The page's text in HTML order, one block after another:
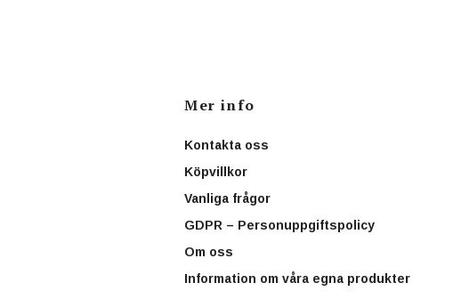
Mer info
Kontakta oss
Köpvillkor
Vanliga frågor
GDPR – Personuppgiftspolicy
Om oss
Information om våra egna produkter